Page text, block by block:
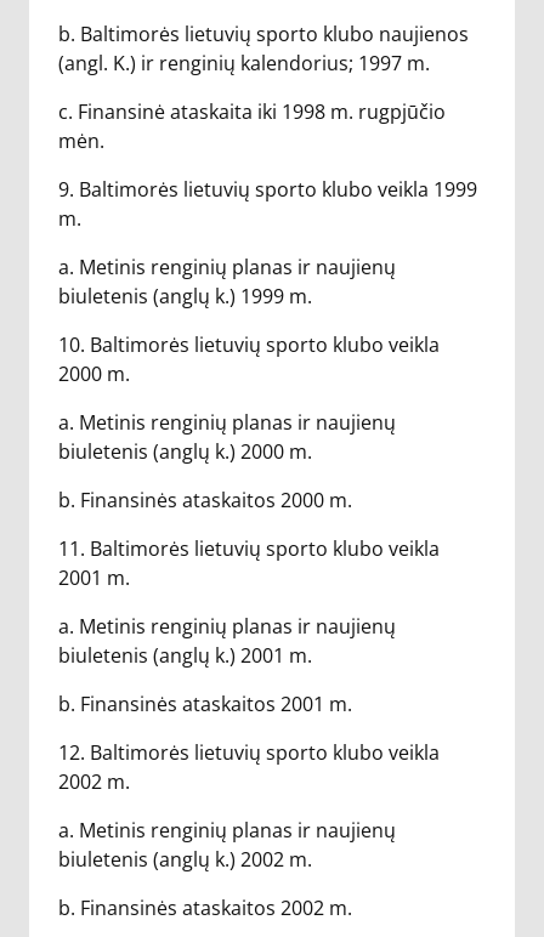
b. Baltimorės lietuvių sporto klubo naujienos
(angl. K.) ir renginių kalendorius; 1997 m.
c. Finansinė ataskaita iki 1998 m. rugpjūčio
mėn.
9. Baltimorės lietuvių sporto klubo veikla 1999
m.
a. Metinis renginių planas ir naujienų
biuletenis (anglų k.) 1999 m.
10. Baltimorės lietuvių sporto klubo veikla
2000 m.
a. Metinis renginių planas ir naujienų
biuletenis (anglų k.) 2000 m.
b. Finansinės ataskaitos 2000 m.
11. Baltimorės lietuvių sporto klubo veikla
2001 m.
a. Metinis renginių planas ir naujienų
biuletenis (anglų k.) 2001 m.
b. Finansinės ataskaitos 2001 m.
12. Baltimorės lietuvių sporto klubo veikla
2002 m.
a. Metinis renginių planas ir naujienų
biuletenis (anglų k.) 2002 m.
b. Finansinės ataskaitos 2002 m.